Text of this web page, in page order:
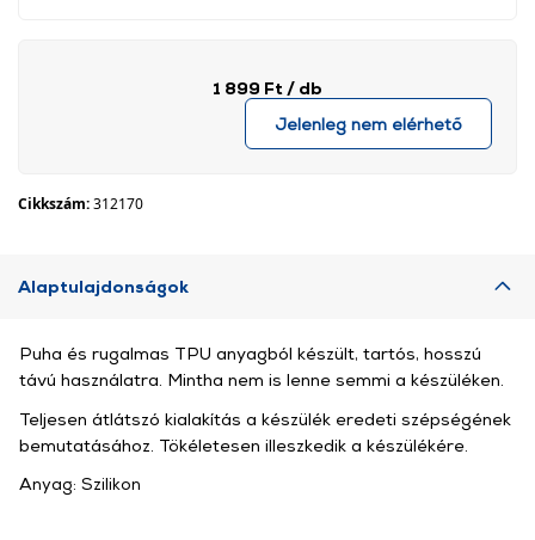
1 899 Ft / db
Jelenleg nem elérhető
Cikkszám:312170
Alaptulajdonságok
Puha és rugalmas TPU anyagból készült, tartós, hosszú
távú használatra. Mintha nem is lenne semmi a készüléken.
Teljesen átlátszó kialakítás a készülék eredeti szépségének
bemutatásához. Tökéletesen illeszkedik a készülékére.
Anyag: Szilikon